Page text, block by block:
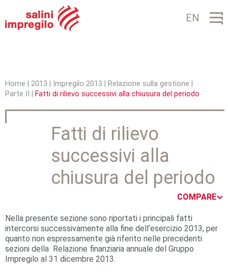
Jump to navigation EN
T
u
i
Home 2013 Impregilo 2013 Relazione sulla gestione
Parte II
Fatti di rilievo successivi alla chiusura del periodo
Fatti di rilievo
successivi alla
chiusura del periodo
COMPARE
Nella presente sezione sono riportati i principali fatti
intercorsi successivamente alla fine dell’esercizio 2013, per
quanto non espressamente già riferito nelle precedenti
sezioni della Relazione finanziaria annuale del Gruppo
Impregilo al 31 dicembre 2013.